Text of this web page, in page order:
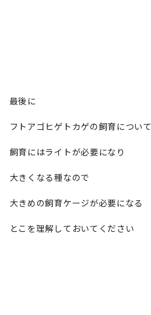
最後に
フトアゴヒゲトカゲの飼育について
飼育にはライトが必要になり
大きくなる種なので
大きめの飼育ケージが必要になる
とこを理解しておいてください